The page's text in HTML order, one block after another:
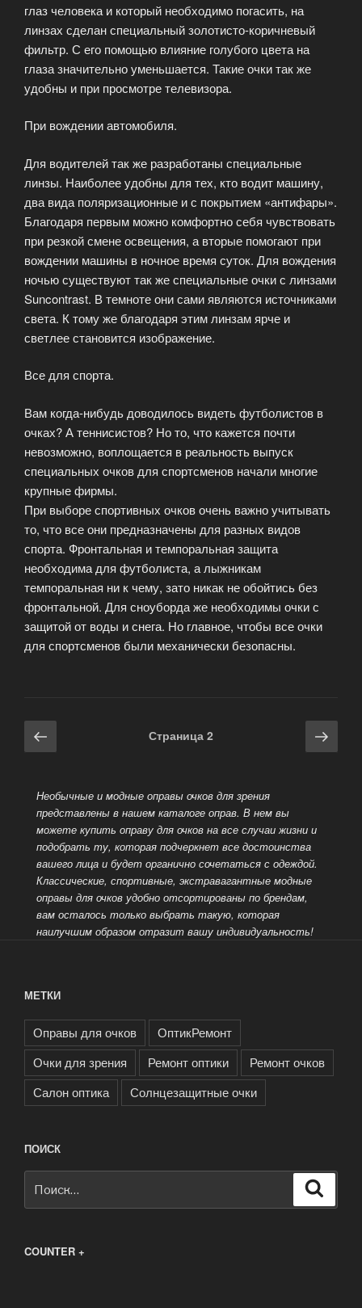
глаз человека и который необходимо погасить, на
линзах сделан специальный золотисто-коричневый
фильтр. С его помощью влияние голубого цвета на
глаза значительно уменьшается. Такие очки так же
удобны и при просмотре телевизора.
При вождении автомобиля.
Для водителей так же разработаны специальные
линзы. Наиболее удобны для тех, кто водит машину,
два вида поляризационные и с покрытием «антифары».
Благодаря первым можно комфортно себя чувствовать
при резкой смене освещения, а вторые помогают при
вождении машины в ночное время суток. Для вождения
ночью существуют так же специальные очки с линзами
Suncontrast. В темноте они сами являются источниками
света. К тому же благодаря этим линзам ярче и
светлее становится изображение.
Все для спорта.
Вам когда-нибудь доводилось видеть футболистов в
очках? А теннисистов? Но то, что кажется почти
невозможно, воплощается в реальность выпуск
специальных очков для спортсменов начали многие
крупные фирмы.
При выборе спортивных очков очень важно учитывать
то, что все они предназначены для разных видов
спорта. Фронтальная и темпоральная защита
необходима для футболиста, а лыжникам
темпоральная ни к чему, зато никак не обойтись без
фронтальной. Для сноуборда же необходимы очки с
защитой от воды и снега. Но главное, чтобы все очки
для спортсменов были механически безопасны.
Навигация
по
Предыдущая
страница
Страница 2
Необычные и модные оправы очков для зрения
представлены в нашем каталоге оправ. В нем вы
можете купить оправу для очков на все случаи жизни и
подобрать ту, которая подчеркнет все достоинства
вашего лица и будет органично сочетаться с одеждой.
Классические, спортивные, экстравагантные модные
оправы для очков удобно отсортированы по брендам,
вам осталось только выбрать такую, которая
наилучшим образом отразит вашу индивидуальность!
МЕТКИ
Оправы для очков
ОптикРемонт
Очки для зрения
Ремонт оптики
Ремонт очков
Салон оптика
Солнцезащитные очки
ПОИСК
COUNTER +